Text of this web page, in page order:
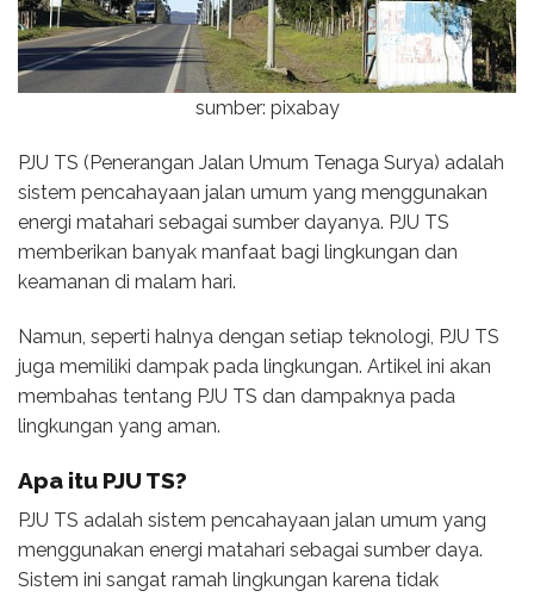
sumber: pixabay
PJU TS (Penerangan Jalan Umum Tenaga Surya) adalah
sistem pencahayaan jalan umum yang menggunakan
energi matahari sebagai sumber dayanya. PJU TS
memberikan banyak manfaat bagi lingkungan dan
keamanan di malam hari.
Namun, seperti halnya dengan setiap teknologi, PJU TS
juga memiliki dampak pada lingkungan. Artikel ini akan
membahas tentang PJU TS dan dampaknya pada
lingkungan yang aman.
Apa itu PJU TS?
PJU TS adalah sistem pencahayaan jalan umum yang
menggunakan energi matahari sebagai sumber daya.
Sistem ini sangat ramah lingkungan karena tidak